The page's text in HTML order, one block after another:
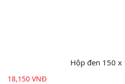
Hộp đen 150 x
18,150 VNĐ